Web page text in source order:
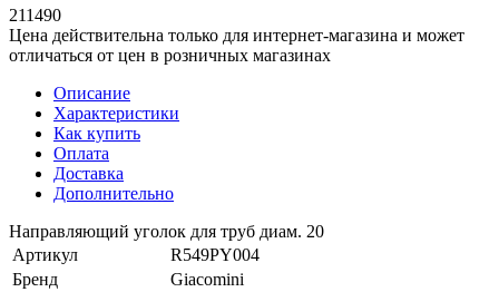
211490
Цена действительна только для интернет-магазина и может
отличаться от цен в розничных магазинах
Описание
Характеристики
Как купить
Оплата
Доставка
Дополнительно
Направляющий уголок для труб диам. 20
Артикул
R549PY004
Бренд
Giacomini